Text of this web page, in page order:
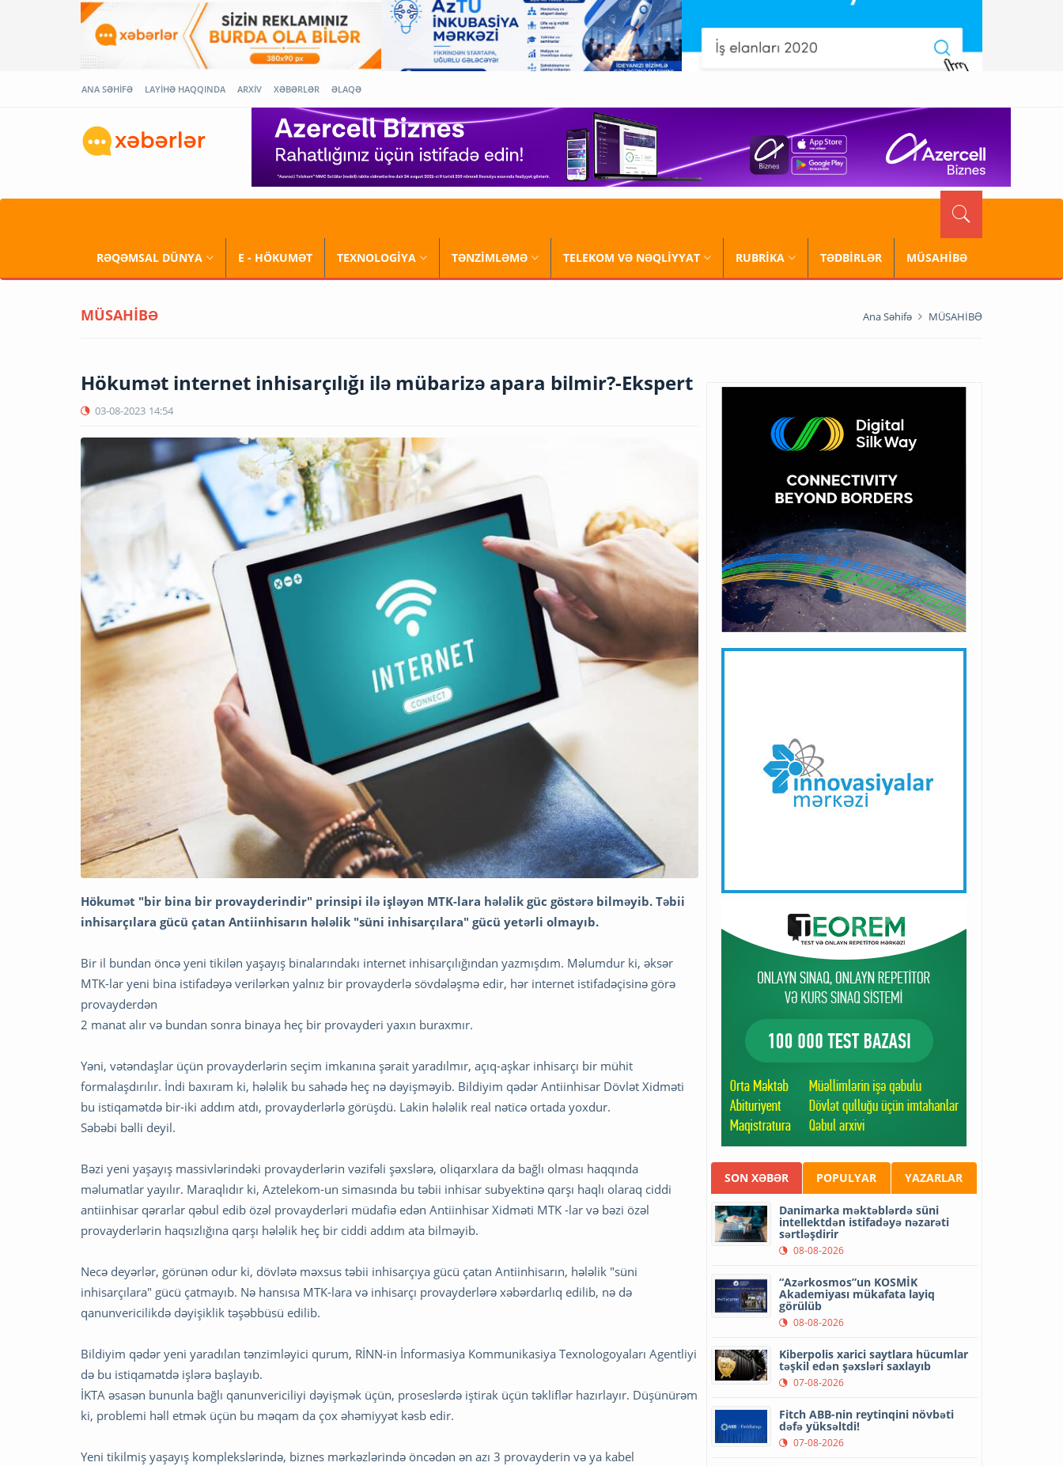
ANA SƏHİFƏ LAYİHƏ HAQQINDA ARXİV XƏBƏRLƏR ƏLAQƏ
RƏQƏMSAL DÜNYA E - HÖKUMƏT TEXNOLOGİYA TƏNZİMLƏMƏ TELEKOM VƏ NƏQLİYYAT RUBRİKA TƏDBİRLƏR MÜSAHİBƏ
MÜSAHİBƏ Ana Səhifə MÜSAHİBƏ
Hökumət internet inhisarçılığı ilə mübarizə apara bilmir?-Ekspert
03-08-2023 14:54
Hökumət "bir bina bir provayderindir" prinsipi ilə işləyən MTK-lara hələlik güc göstərə bilməyib. Təbii
inhisarçılara gücü çatan Antiinhisarın hələlik "süni inhisarçılara" gücü yetərli olmayıb.
Bir il bundan öncə yeni tikilən yaşayış binalarındakı internet inhisarçılığından yazmışdım. Məlumdur ki, əksər
MTK-lar yeni bina istifadəyə verilərkən yalnız bir provayderlə sövdələşmə edir, hər internet istifadəçisinə görə
provayderdən
2 manat alır və bundan sonra binaya heç bir provayderi yaxın buraxmır.
Yəni, vətəndaşlar üçün provayderlərin seçim imkanına şərait yaradılmır, açıq-aşkar inhisarçı bir mühit
formalaşdırılır. İndi baxıram ki, hələlik bu sahədə heç nə dəyişməyib. Bildiyim qədər Antiinhisar Dövlət Xidməti
bu istiqamətdə bir-iki addım atdı, provayderlərlə görüşdü. Lakin hələlik real nəticə ortada yoxdur.
Səbəbi bəlli deyil.
Bəzi yeni yaşayış massivlərindəki provayderlərin vəzifəli şəxslərə, oliqarxlara da bağlı olması haqqında
məlumatlar yayılır. Maraqlıdır ki, Aztelekom-un simasında bu təbii inhisar subyektinə qarşı haqlı olaraq ciddi
antiinhisar qərarlar qəbul edib özəl provayderləri müdafiə edən Antiinhisar Xidməti MTK -lar və bəzi özəl
provayderlərin haqsızlığına qarşı hələlik heç bir ciddi addım ata bilməyib.
Necə deyərlər, görünən odur ki, dövlətə məxsus təbii inhisarçıya gücü çatan Antiinhisarın, hələlik "süni
inhisarçılara" gücü çatmayıb. Nə hansısa MTK-lara və inhisarçı provayderlərə xəbərdarlıq edilib, nə də
qanunvericilikdə dəyişiklik təşəbbüsü edilib.
Bildiyim qədər yeni yaradılan tənzimləyici qurum, RİNN-in İnformasiya Kommunikasiya Texnologoyaları Agentliyi
də bu istiqamətdə işlərə başlayıb.
İKTA əsasən bununla bağlı qanunvericiliyi dəyişmək üçün, proseslərdə iştirak üçün təkliflər hazırlayır. Düşünürəm
ki, problemi həll etmək üçün bu məqam da çox əhəmiyyət kəsb edir.
Yeni tikilmiş yaşayış komplekslərində, biznes mərkəzlərində öncədən ən azı 3 provayderin və ya kabel
SON XƏBƏR POPULYAR YAZARLAR
Danimarka məktəblərdə süni
intellektdən istifadəyə nəzarəti
sərtləşdirir
08-08-2026
“Azərkosmos”un KOSMİK
Akademiyası mükafata layiq
görülüb
08-08-2026
Kiberpolis xarici saytlara hücumlar
təşkil edən şəxsləri saxlayıb
07-08-2026
Fitch ABB-nin reytinqini növbəti
dəfə yüksəltdi!
07-08-2026